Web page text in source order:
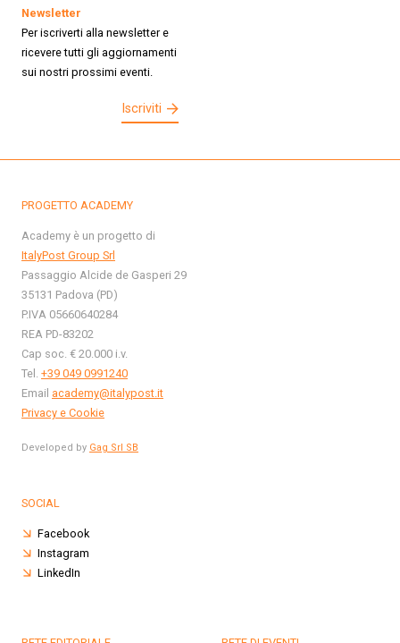
Newsletter
Per iscriverti alla newsletter e
ricevere tutti gli aggiornamenti
sui nostri prossimi eventi.
Iscriviti
PROGETTO ACADEMY
Academy è un progetto di
ItalyPost Group Srl
Passaggio Alcide de Gasperi 29
35131 Padova (PD)
P.IVA 05660640284
REA PD-83202
Cap soc. € 20.000 i.v.
Tel. +39 049 0991240
Email academy@italypost.it
Privacy e Cookie
Developed by Gag Srl SB
SOCIAL
Facebook
Instagram
LinkedIn